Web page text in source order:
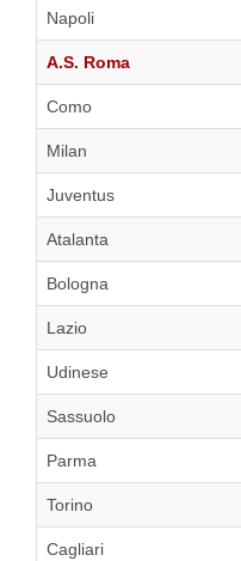
Napoli
A.S. Roma
Como
Milan
Juventus
Atalanta
Bologna
Lazio
Udinese
Sassuolo
Parma
Torino
Cagliari